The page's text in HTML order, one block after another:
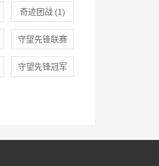
(1)
奇迹团战(1)
守望先锋联赛
(2)
守望先锋冠军